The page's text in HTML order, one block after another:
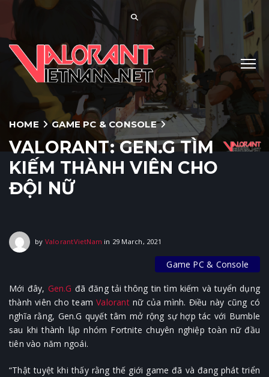
HOME GAME PC & CONSOLE
VALORANT: GEN.G TÌM
KIẾM THÀNH VIÊN CHO
ĐỘI NỮ
by ValorantVietNam in 29 March, 2021
Game PC & Console
Mới đây, Gen.G đã đăng tải thông tin tìm kiếm và tuyển dụng
thành viên cho teamValorantnữ của mình. Điều này cũng có
nghĩa rằng, Gen.G quyết tâm mở rộng sự hợp tác với Bumble
sau khi thành lập nhóm Fortnite chuyên nghiệp toàn nữ đầu
tiên vào năm ngoái.
“Thật tuyệt khi thấy rằng thế giới game đã và đang phát triển